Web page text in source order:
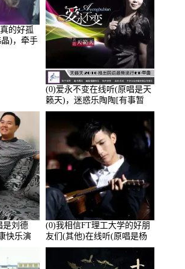
的好孤
)，牵手
(0)爱永不变在线听(原唱是天
籁天)，迷惑乐陶陶[有事暂
离]演唱点播:27678次
是刘德
快乐演
(0)我相信FT理工大学的好朋
友们(其他)在线听(原唱是杨
培安)，老乔演唱点播:23714